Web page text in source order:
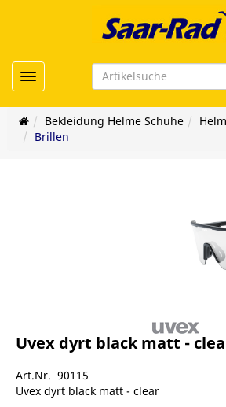
Toggle navigation
Bekleidung Helme Schuhe
Brillen
Uvex dyrt black matt -
Art.Nr. 90115
Uvex dyrt black matt - clear